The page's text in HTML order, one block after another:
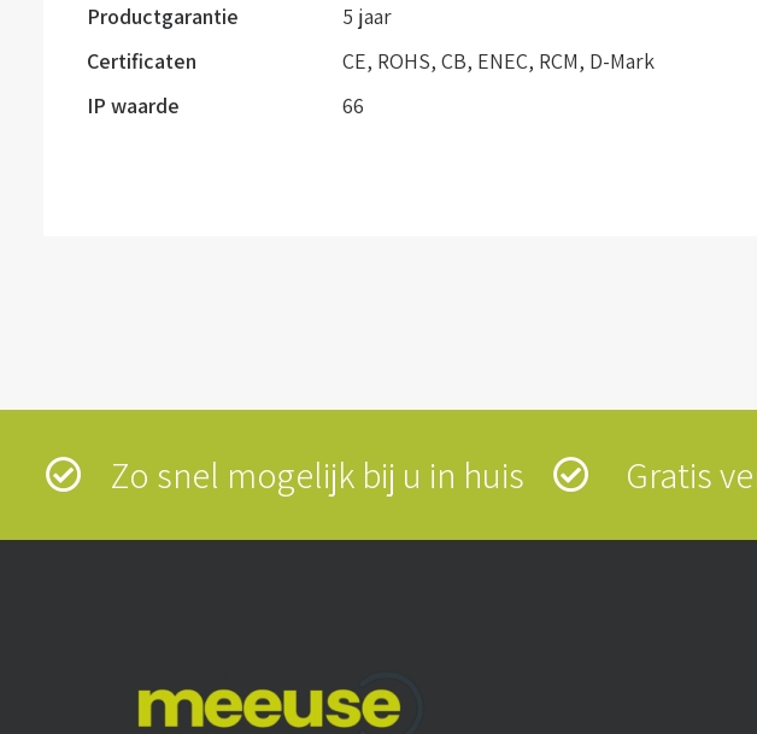
Productgarantie
5 jaar
Certificaten
CE, ROHS, CB, ENEC, RCM, D-Mark
IP waarde
66
Zo snel mogelijk bij u in huis Gratis